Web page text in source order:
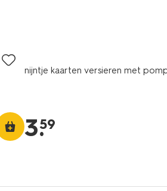
nijntje kaarten versieren met
3.
59